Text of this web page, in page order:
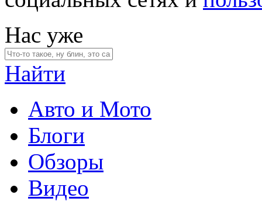
Нас уже
Найти
Авто и Мото
Блоги
Обзоры
Видео